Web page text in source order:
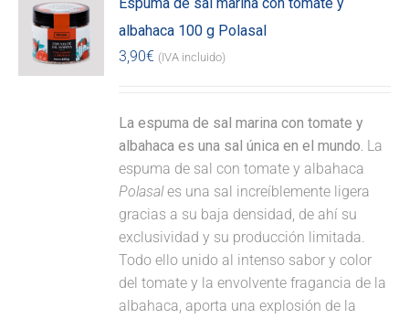
Espuma de sal marina con tomate y
albahaca 100 g Polasal
3,90€ (IVA incluido)
La espuma de sal marina con tomate y
albahaca es una sal única en el mundo. La
espuma de sal con tomate y albahaca
Polasales una sal increíblemente ligera
gracias a su baja densidad, de ahí su
exclusividad y su producción limitada.
Todo ello unido al intenso sabor y color
del tomate y la envolvente fragancia de la
albahaca, aporta una explosión de la